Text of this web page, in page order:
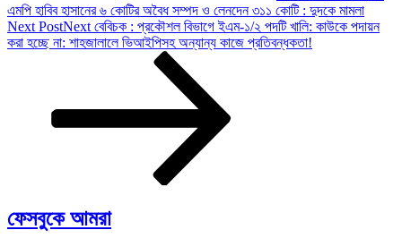
এমপি হাবিব হাসানের ৬ কোটির অবৈধ সম্পদ ও লেনদেন ৩১১ কোটি : দুদকে মামলা
Next PostNext বেবিচক : প্রকৌশল বিভাগে ইএম-১/২ পদটি খালি: কাউকে পদায়ন
করা হচ্ছে না: শাহজালালে ভিআইপিসহ অন্যান্য কাজে প্রতিবন্ধকতা!
ফেসবুকে আমরা